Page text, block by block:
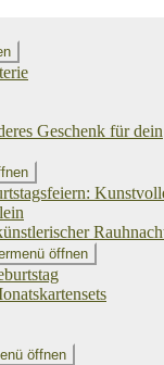
Geschenk für dein
öffnen
öffnen